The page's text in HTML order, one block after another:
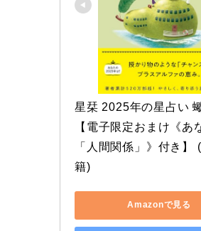
星栞 2025年の星占い
【電子限定おまけ《あ
「人間関係」》付き】
籍)
Amazonで見る